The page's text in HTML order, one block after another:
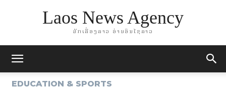
Laos News Agency
ມັກເລື່ອງລາວ ອ່ານອິນໄຊລາວ
EDUCATION & SPORTS